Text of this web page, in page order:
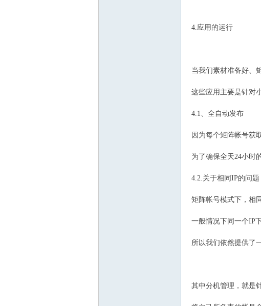
4.应用的运行
当我们素材准备好、
这些应用主要是针对
4.1、全自动发布
因为每个矩阵帐号获
为了确保全天24小时
4.2.关于相同IP的问题
矩阵帐号模式下，相
一般情况下同一个IP
所以我们依然提供了
其中分机管理，就是